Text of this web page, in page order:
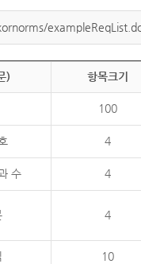
) 항목크기
100
4
수 4
4
10